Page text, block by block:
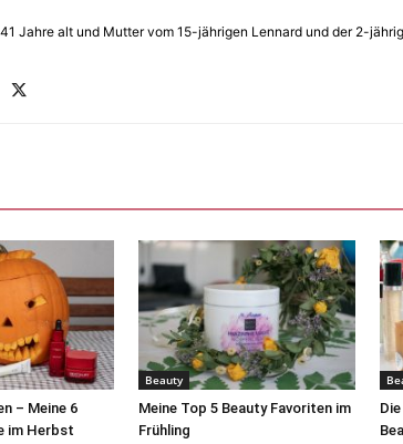
Jahre alt und Mutter vom 15-jährigen Lennard und der 2-
– Meine 6
im Herbst
Beauty
Meine Top 5 Beauty Favoriten im
Frühling